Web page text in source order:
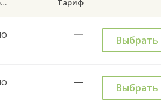
Дни курсирования Тариф
— Выбрать
— Выбрать